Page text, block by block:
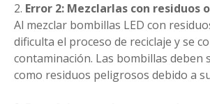
Error 2: Mezclarlas con residuos
Al mezclar bombillas LED con
dificulta el proceso de reciclaje y se
contaminación. Las bombillas deben
como residuos peligrosos debido a